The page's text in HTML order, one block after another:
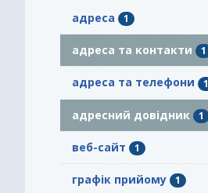
адреса 1
адреса та контакти 1
адреса та телефони 1
адресний довідник 1
веб-сайт 1
графік прийому 1